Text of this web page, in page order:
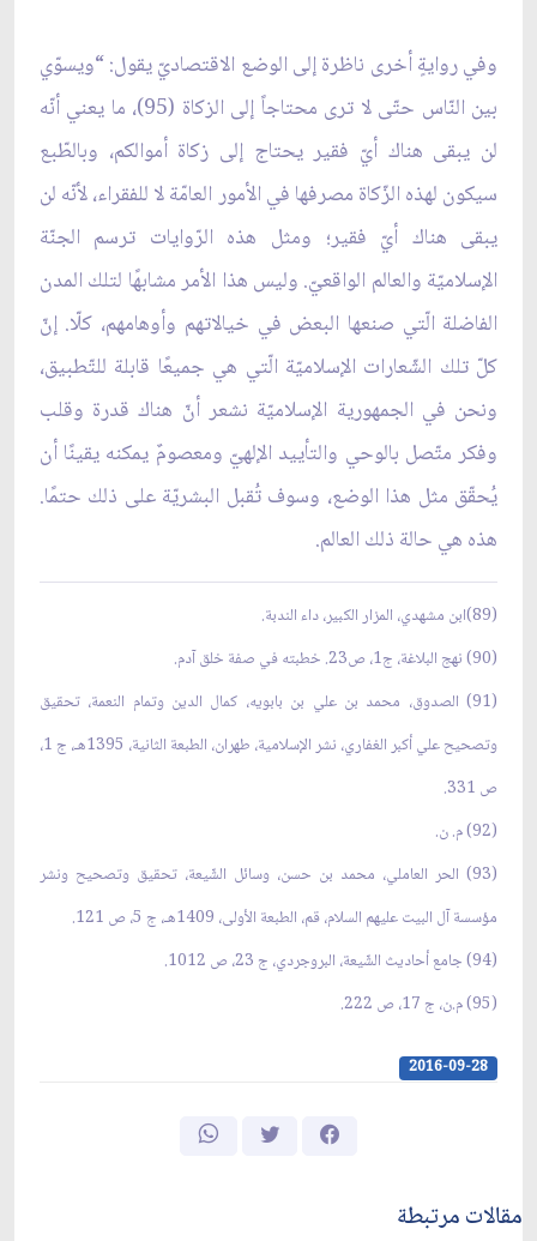
وفي روايةٍ أخرى ناظرة إلى الوضع الاقتصاديّ يقول: “ويسوّي
بين النّاس حتّى لا ترى محتاجاً إلى الزكاة (95)، ما يعني أنّه
لن يبقى هناك أيّ فقير يحتاج إلى زكاة أموالكم، وبالطّبع
سيكون لهذه الزّكاة مصرفها في الأمور العامّة لا للفقراء، لأنّه لن
يبقى هناك أيّ فقير؛ ومثل هذه الرّوايات ترسم الجنّة
الإسلاميّة والعالم الواقعيّ. وليس هذا الأمر مشابهًا لتلك المدن
الفاضلة الّتي صنعها البعض في خيالاتهم وأوهامهم، كلّا. إنّ
كلّ تلك الشّعارات الإسلاميّة الّتي هي جميعًا قابلة للتّطبيق،
ونحن في الجمهورية الإسلاميّة نشعر أنّ هناك قدرة وقلب
وفكر متّصل بالوحي والتأييد الإلهيّ ومعصومٌ يمكنه يقينًا أن
يُحقّق مثل هذا الوضع، وسوف تُقبل البشريّة على ذلك حتمًا.
هذه هي حالة ذلك العالم.
(89)ابن مشهدي، المزار الكبير، داء الندبة.
(90) نهج البلاغة، ج1، ص23. خطبته في صفة خلق آدم.
(91) الصدوق، محمد بن علي بن بابويه، كمال الدين وتمام النعمة، تحقيق
وتصحيح علي أكبر الغفاري، نشر الإسلامية، طهران، الطبعة الثانية، 1395هـ، ج 1،
ص 331.
(92) م. ن.
(93) الحر العاملي، محمد بن حسن، وسائل الشّيعة، تحقيق وتصحيح ونشر
مؤسسة آل البيت عليهم السلام، قم، الطبعة الأولى، 1409هـ، ج 5، ص 121.
(94) جامع أحاديث الشّيعة، البروجردي، ج 23، ص 1012.
(95) م.ن، ج 17، ص 222.
2016-09-28
مقالات مرتبطة